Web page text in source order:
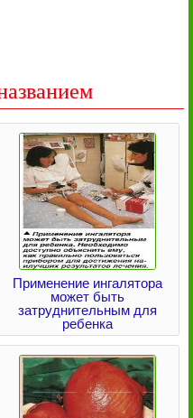
Применение ингалятора
может быть
затруднительным для
ребенка